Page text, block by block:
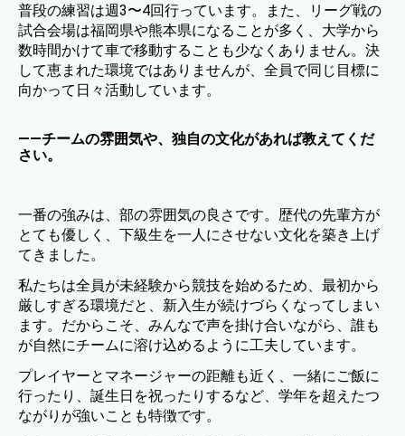
普段の練習は週3〜4回行っています。また、リーグ戦の
試合会場は福岡県や熊本県になることが多く、大学から
数時間かけて車で移動することも少なくありません。決
して恵まれた環境ではありませんが、全員で同じ目標に
向かって日々活動しています。
——チームの雰囲気や、独自の文化があれば教えてくだ
さい。
一番の強みは、部の雰囲気の良さです。歴代の先輩方が
とても優しく、下級生を一人にさせない文化を築き上げ
てきました。
私たちは全員が未経験から競技を始めるため、最初から
厳しすぎる環境だと、新入生が続けづらくなってしまい
ます。だからこそ、みんなで声を掛け合いながら、誰も
が自然にチームに溶け込めるように工夫しています。
プレイヤーとマネージャーの距離も近く、一緒にご飯に
行ったり、誕生日を祝ったりするなど、学年を超えたつ
ながりが強いことも特徴です。